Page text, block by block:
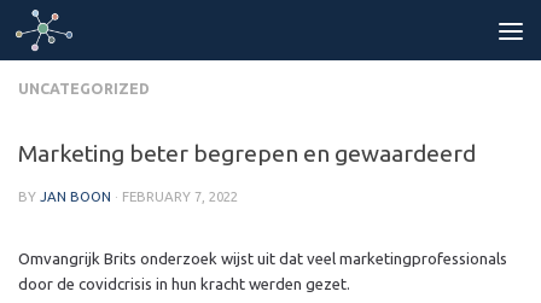
Skip to content
UNCATEGORIZED
Marketing beter begrepen en gewaardeerd
BY JAN BOON · FEBRUARY 7, 2022
Omvangrijk Brits onderzoek wijst uit dat veel marketingprofessionals
door de covidcrisis in hun kracht werden gezet.